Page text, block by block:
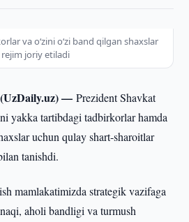
va o‘zini o‘zi band qilgan shaxslar
joriy etiladi
(UzDaily.uz) —Prezident Shavkat
yakka tartibdagi tadbirkorlar hamda
uchun qulay shart-sharoitlar
tanishdi.
mamlakatimizda strategik vazifaga
aholi bandligi va turmush